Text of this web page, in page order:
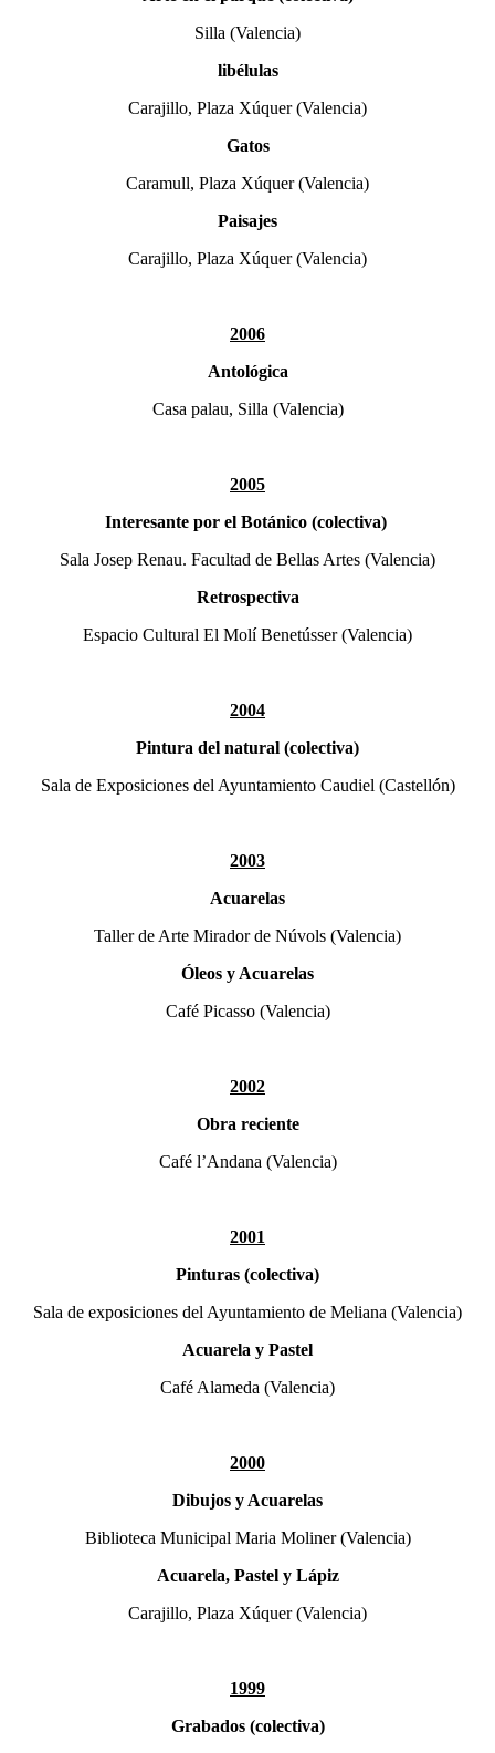
Silla (Valencia)
libélulas
Carajillo, Plaza Xúquer (Valencia)
Gatos
Caramull, Plaza Xúquer (Valencia)
Paisajes
Carajillo, Plaza Xúquer (Valencia)
2006
Antológica
Casa palau, Silla (Valencia)
2005
Interesante por el Botánico (colectiva)
Sala Josep Renau. Facultad de Bellas Artes (Valencia)
Retrospectiva
Espacio Cultural El Molí Benetússer (Valencia)
2004
Pintura del natural (colectiva)
Sala de Exposiciones del Ayuntamiento Caudiel (Castellón)
2003
Acuarelas
Taller de Arte Mirador de Núvols (Valencia)
Óleos y Acuarelas
Café Picasso (Valencia)
2002
Obra reciente
Café l’Andana (Valencia)
2001
Pinturas (colectiva)
Sala de exposiciones del Ayuntamiento de Meliana (Valencia)
Acuarela y Pastel
Café Alameda (Valencia)
2000
Dibujos y Acuarelas
Biblioteca Municipal Maria Moliner (Valencia)
Acuarela, Pastel y Lápiz
Carajillo, Plaza Xúquer (Valencia)
1999
Grabados (colectiva)